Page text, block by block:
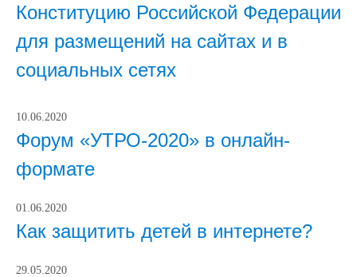
Конституцию Российской Федерации
для размещений на сайтах и в
социальных сетях
10.06.2020
Форум «УТРО-2020» в онлайн-
формате
01.06.2020
Как защитить детей в интернете?
29.05.2020